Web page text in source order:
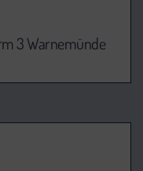
3 Warnemünde